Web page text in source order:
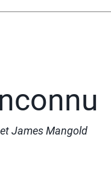
James Mangold